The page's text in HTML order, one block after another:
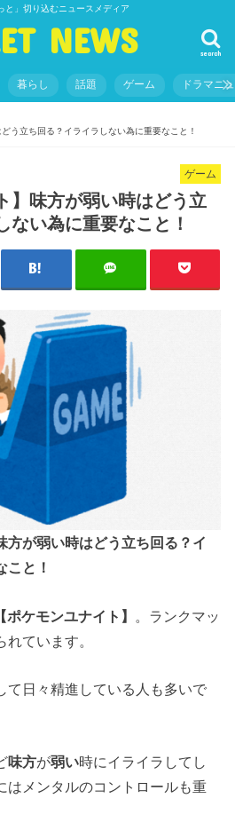
と」切り込むニュースメディア
NEWS search
暮らし 話題 ゲーム ドラマニ
う立ち回る？イライラしない為に重要なこと！
ゲーム
】味方が弱い時はどう立
ない為に重要なこと！
方が弱い時はどう立ち回る？イ
こと！
【ポケモンユナイト】
。ランクマッ
ています。
て日々精進している人も多いで
味方が弱い時にイライラしてし
はメンタルのコントロールも重